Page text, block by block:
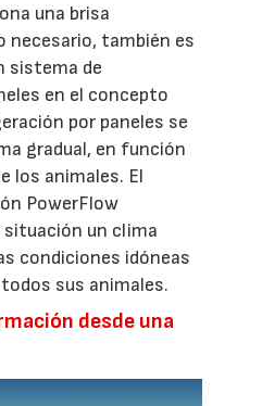
una brisa
necesario, también es
sistema de
en el concepto
por paneles se
gradual, en función
los animales. El
PowerFlow
situación un clima
condiciones idóneas
sus animales.
desde una